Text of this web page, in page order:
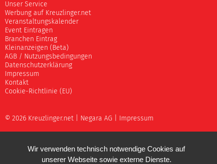
Unser Service
Werbung auf Kreuzlinger.net
Veranstaltungskalender
Event Eintragen
Branchen Eintrag
Kleinanzeigen (Beta)
AGB / Nutzungsbedingungen
Datenschutzerklärung
Impressum
Kontakt
Cookie-Richtlinie (EU)
© 2026 Kreuzlinger.net | Negara AG Impressum
Wir verwenden technisch notwendige Cookies auf
unserer Webseite sowie externe Dienste.